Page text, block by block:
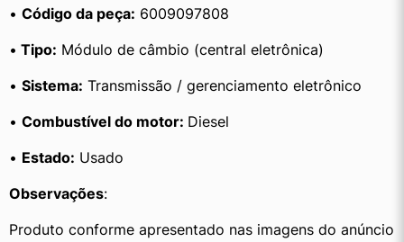
• Código da peça: 6009097808
• Tipo: Módulo de câmbio (central eletrônica)
• Sistema: Transmissão / gerenciamento eletrônico
• Combustível do motor: Diesel
• Estado: Usado
Observações:
Produto conforme apresentado nas imagens do anúncio